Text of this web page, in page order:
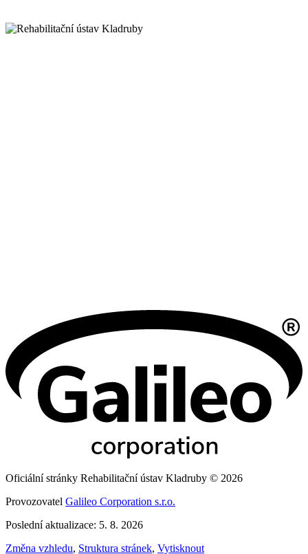
Oficiální stránky Rehabilitační ústav Kladruby © 2026
Provozovatel Galileo Corporation s.r.o.
Poslední aktualizace: 5. 8. 2026
Změna vzhledu, Struktura stránek, Vytisknout